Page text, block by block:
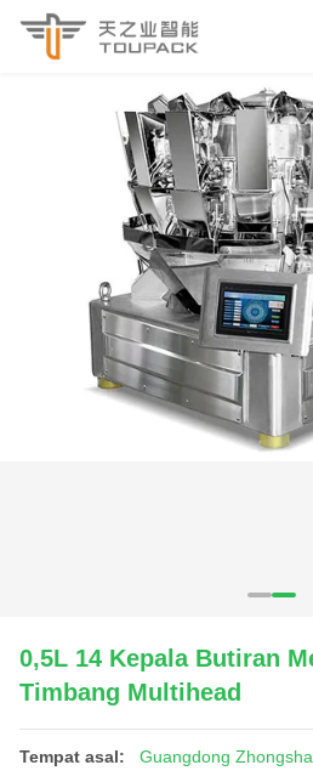
0,5L 14 Kepala Butiran
Timbang Multihead
Tempat asal: Guangdong